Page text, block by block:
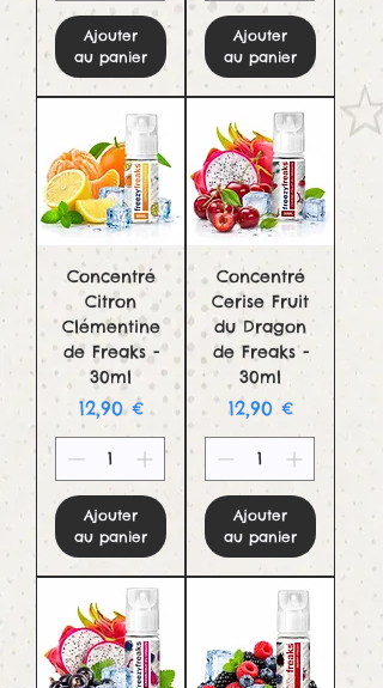
Ajouter
au panier
Ajouter
au panier
Concentré
Citron
Clémentine
de Freaks -
30ml
Prix
12,90 €
Ajouter
au panier
Concentré
Cerise Fruit
du Dragon
de Freaks -
30ml
Prix
12,90 €
Ajouter
au panier